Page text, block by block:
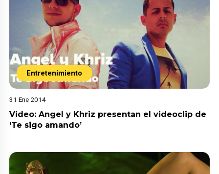
Entretenimiento
31 Ene 2014
Video: Angel y Khriz presentan el videoclip de
‘Te sigo amando’